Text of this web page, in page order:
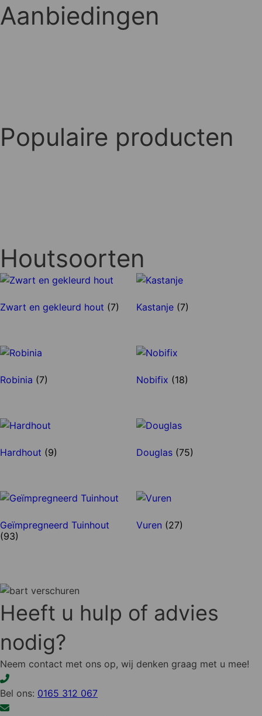
Aanbiedingen
Populaire producten
Houtsoorten
Zwart en gekleurd hout (7) Kastanje (7)
Robinia (7) Nobifix (18)
Hardhout (9) Douglas (75)
Geïmpregneerd Tuinhout
(93)
Vuren (27)
Heeft u hulp of advies
nodig?
Neem contact met ons op, wij denken graag met u mee!
Bel ons: 0165 312 067